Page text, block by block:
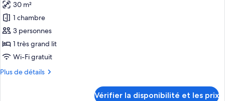
photos
pour
ce
type
de
chambre :
Chambre
30 m²
1 chambre
3 personnes
1 très grand lit
Wi-Fi gratuit
Plus de détails
Plus
Vérifier la disponibilité et les prix